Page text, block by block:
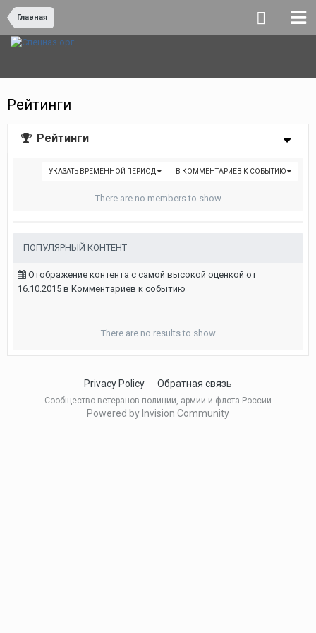
Главная
Рейтинги
Рейтинги
В КОММЕНТАРИЕВ К СОБЫТИЮ
УКАЗАТЬ ВРЕМЕННОЙ ПЕРИОД
There are no members to show
ПОПУЛЯРНЫЙ КОНТЕНТ
Отображение контента с самой высокой оценкой от
16.10.2015 в Комментариев к событию
There are no results to show
Privacy Policy Обратная связь
Сообщество ветеранов полиции, армии и флота России
Powered by Invision Community